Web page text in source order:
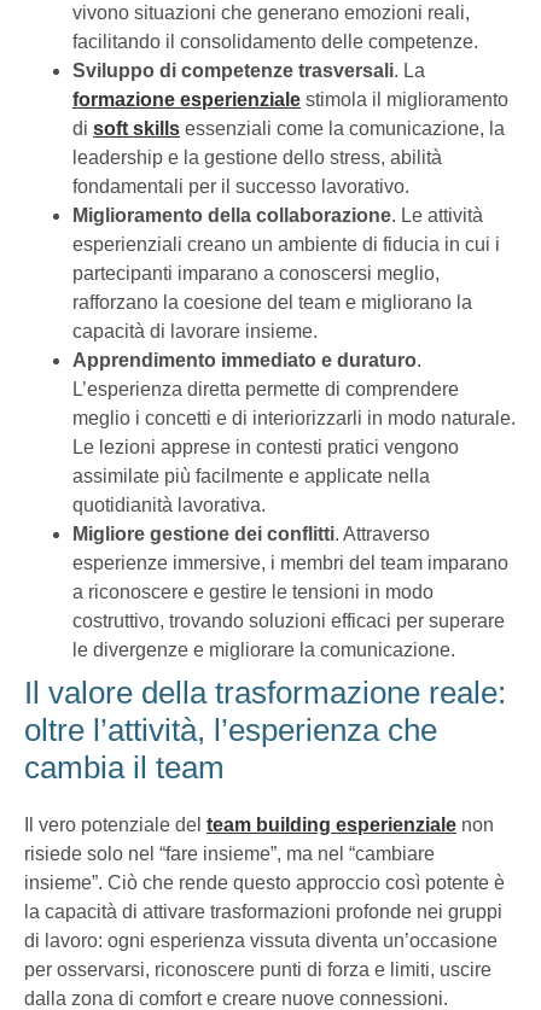
vivono situazioni che generano emozioni reali,
facilitando il consolidamento delle competenze.
Sviluppo di competenze trasversali. La
formazione esperienziale stimola il miglioramento
di soft skills essenziali come la comunicazione, la
leadership e la gestione dello stress, abilità
fondamentali per il successo lavorativo.
Miglioramento della collaborazione. Le attività
esperienziali creano un ambiente di fiducia in cui i
partecipanti imparano a conoscersi meglio,
rafforzano la coesione del team e migliorano la
capacità di lavorare insieme.
Apprendimento immediato e duraturo.
L’esperienza diretta permette di comprendere
meglio i concetti e di interiorizzarli in modo naturale.
Le lezioni apprese in contesti pratici vengono
assimilate più facilmente e applicate nella
quotidianità lavorativa.
Migliore gestione dei conflitti. Attraverso
esperienze immersive, i membri del team imparano
a riconoscere e gestire le tensioni in modo
costruttivo, trovando soluzioni efficaci per superare
le divergenze e migliorare la comunicazione.
Il valore della trasformazione reale:
oltre l’attività, l’esperienza che
cambia il team
Il vero potenziale del team building esperienziale non
risiede solo nel “fare insieme”, ma nel “cambiare
insieme”. Ciò che rende questo approccio così potente è
la capacità di attivare trasformazioni profonde nei gruppi
di lavoro: ogni esperienza vissuta diventa un’occasione
per osservarsi, riconoscere punti di forza e limiti, uscire
dalla zona di comfort e creare nuove connessioni.